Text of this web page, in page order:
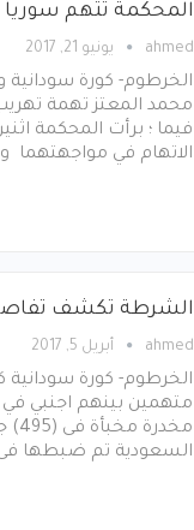
المحكمة تتهم
ahmed يونيو 21, 2017
الخرطوم- كورة
محمد المعتز تهمة
فيما ؛ برأت المحكمة
الاتهام في
الشرطة تكشف
ahmed أبريل 5, 2017
السعودية تم ضبطها